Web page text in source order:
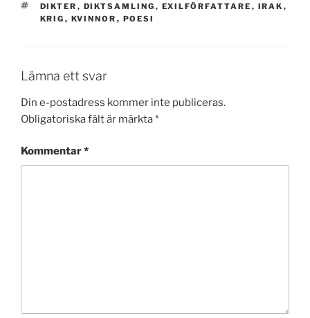
TAGGAR
DIKTER , DIKTSAMLING , EXILFÖRFATTARE , IRAK ,
KRIG , KVINNOR , POESI
Lämna ett svar
Din e-postadress kommer inte publiceras.
Obligatoriska fält är märkta*
Kommentar*